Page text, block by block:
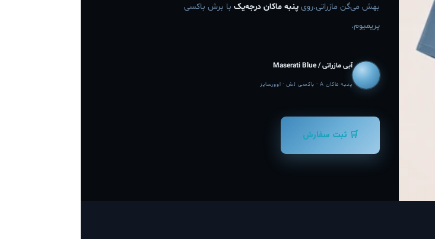
بهش می‌گن مازراتی.رویپنبه ماکان درجه‌یک با برش باکسی
پریمیوم.
آبی مازراتی / Maserati Blue
پنبه ماکان A · باکسی لش · اوورسایز
🛒 ثبت سفارش